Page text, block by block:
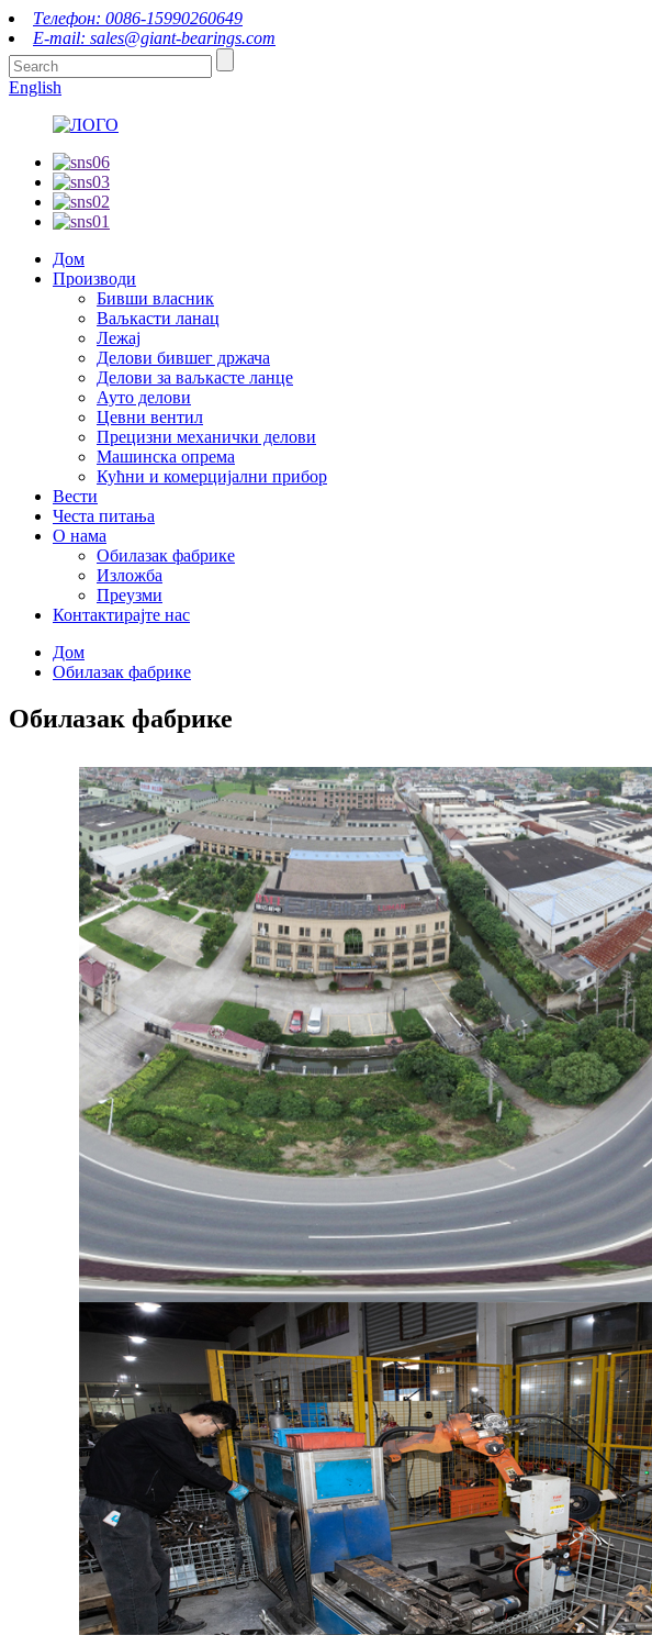
Телефон: 0086-15990260649
E-mail: sales@giant-bearings.com
English
Дом
Производи
Бивши власник
Ваљкасти ланац
Лежај
Делови бившег држача
Делови за ваљкасте ланце
Ауто делови
Цевни вентил
Прецизни механички делови
Машинска опрема
Кућни и комерцијални прибор
Вести
Честа питања
О нама
Обилазак фабрике
Изложба
Преузми
Контактирајте нас
Дом
Обилазак фабрике
Обилазак фабрике